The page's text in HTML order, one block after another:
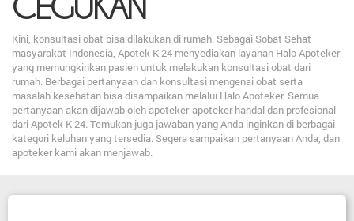
Kini, konsultasi obat bisa dilakukan di rumah. Sebagai Sobat Sehat
masyarakat Indonesia, Apotek K-24 menyediakan layanan Halo Apoteker
yang memungkinkan pasien untuk melakukan konsultasi obat dari
rumah. Berbagai pertanyaan dan konsultasi mengenai obat serta
masalah kesehatan bisa disampaikan melalui Halo Apoteker. Semua
pertanyaan akan dijawab oleh apoteker-apoteker handal dan profesional
dari Apotek K-24. Temukan juga jawaban yang Anda inginkan di berbagai
kategori keluhan yang tersedia. Segera sampaikan pertanyaan Anda, dan
apoteker kami akan menjawab.